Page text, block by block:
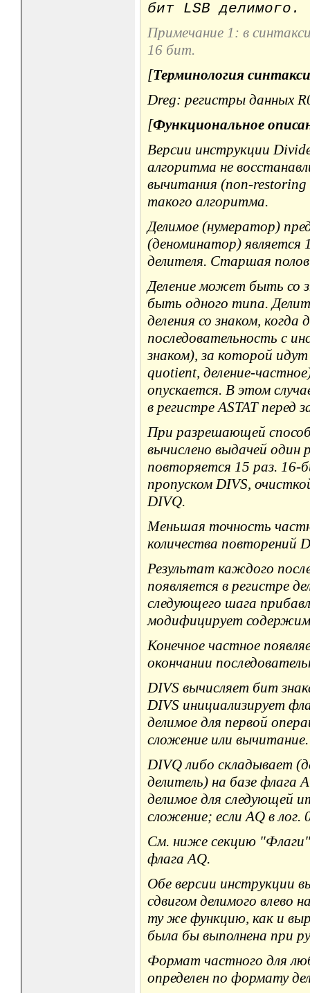
бит LSB
Примечание 1: в
16 бит.
[Терминология
Dreg: регистры данных
[Функциональное
Версии инструкции
алгоритма не
вычитания (non-
такого алгоритма.
Делимое (нумератор)
(деноминатор) является
делителя. Старшая
Деление может быть со
быть одного типа.
деления со знаком,
последовательность с
знаком), за которой
quotient, деление-
опускается. В этом
в регистре ASTAT перед
При разрешающей
вычислено выдачей один
повторяется 15 раз. 16-
пропуском DIVS,
DIVQ.
Меньшая точность
количества повторений
Результат каждого
появляется в регистре
следующего шага
модифицирует
Конечное частное
окончании
DIVS вычисляет бит
DIVS инициализирует
делимое для первой
сложение или вычитание.
DIVQ либо складывает
делитель) на базе флага
делимое для следующей
сложение; если AQ в
См. ниже секцию "Флаги",
флага AQ.
Обе версии инструкции
сдвигом делимого влево
ту же функцию, как и
была бы выполнена при
Формат частного для
определен по формату